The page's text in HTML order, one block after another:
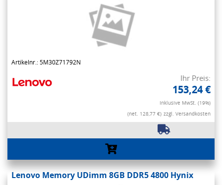
Artikelnr.: 5M30Z71792N
Ihr Preis:
153,24 €
Inklusive MwSt. (19%)
(net. 128,77 €) zzgl. Versandkosten
Lenovo Memory UDimm 8GB DDR5 4800 Hynix